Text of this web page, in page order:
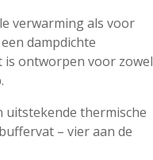
verwarming als voor
dampdichte
ontworpen voor zowel
uitstekende thermische
– vier aan de